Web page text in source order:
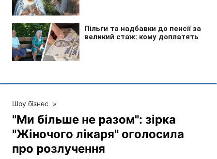
Шоу бізнес »
"Ми більше не разом": зірка
"Жіночого лікаря" оголосила
про розлучення